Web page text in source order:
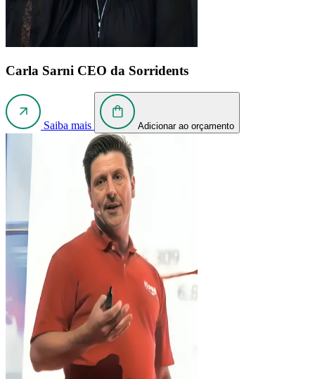
Carla Sarni CEO da Sorridents
Saiba mais Adicionar ao orçamento